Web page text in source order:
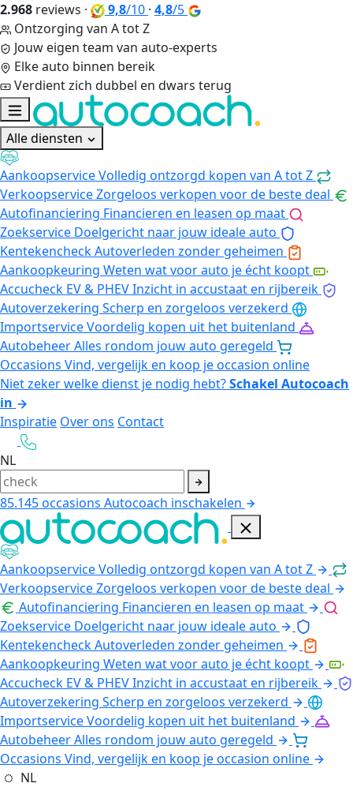
2.968 reviews · 9,8/10 · 4,8/5
Ontzorging van A tot Z
Jouw eigen team van auto-experts
Elke auto binnen bereik
Verdient zich dubbel en dwars terug
Alle diensten
AankoopserviceVolledig ontzorgd kopen van A tot Z
VerkoopserviceZorgeloos verkopen voor de beste deal
Autofinanciering Financieren en leasen op maat
Zoekservice Doelgericht naar jouw ideale auto
KentekencheckAutoverleden zonder geheimen
Aankoopkeuring Weten wat voor auto je écht koopt
Accucheck EV & PHEVInzicht in accustaat en rijbereik
Autoverzekering Scherp en zorgeloos verzekerd
ImportserviceVoordelig kopen uit het buitenland
AutobeheerAlles rondom jouw auto geregeld
Occasions Vind, vergelijk en koop je occasion online
Niet zeker welke dienst je nodig hebt?Schakel Autocoach
in
Inspiratie Over ons Contact
NL
85.145occasions Autocoach inschakelen
AankoopserviceVolledig ontzorgd kopen van A tot Z
VerkoopserviceZorgeloos verkopen voor de beste deal
Autofinanciering Financieren en leasen op maat
Zoekservice Doelgericht naar jouw ideale auto
KentekencheckAutoverleden zonder geheimen
Aankoopkeuring Weten wat voor auto je écht koopt
Accucheck EV & PHEVInzicht in accustaat en rijbereik
Autoverzekering Scherp en zorgeloos verzekerd
ImportserviceVoordelig kopen uit het buitenland
AutobeheerAlles rondom jouw auto geregeld
Occasions Vind, vergelijk en koop je occasion online
NL